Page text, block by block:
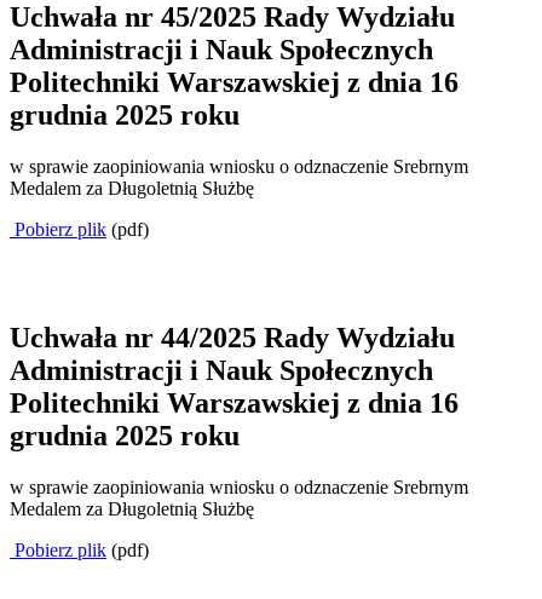
Uchwała nr 45/2025 Rady Wydziału
Administracji i Nauk Społecznych
Politechniki Warszawskiej z dnia 16
grudnia 2025 roku
w sprawie zaopiniowania wniosku o odznaczenie Srebrnym
Medalem za Długoletnią Służbę
Pobierz plik (pdf)
Uchwała nr 44/2025 Rady Wydziału
Administracji i Nauk Społecznych
Politechniki Warszawskiej z dnia 16
grudnia 2025 roku
w sprawie zaopiniowania wniosku o odznaczenie Srebrnym
Medalem za Długoletnią Służbę
Pobierz plik (pdf)